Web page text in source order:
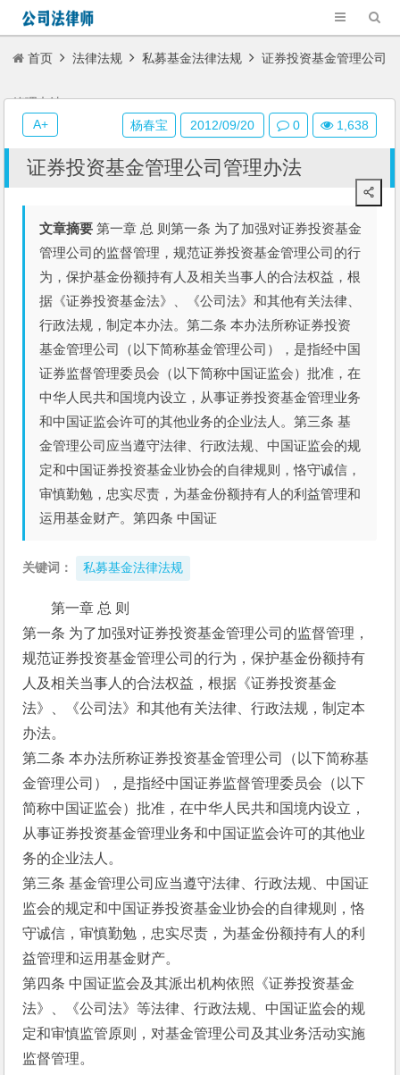
首页 法律法规 私募基金法律法规 证券投资基金管理公司
管理办法
证券投资基金管理公司管理办法
文章摘要 第一章 总 则第一条 为了加强对证券投资基金
管理公司的监督管理，规范证券投资基金管理公司的行
为，保护基金份额持有人及相关当事人的合法权益，根
据《证券投资基金法》、《公司法》和其他有关法律、
行政法规，制定本办法。第二条 本办法所称证券投资
基金管理公司（以下简称基金管理公司），是指经中国
证券监督管理委员会（以下简称中国证监会）批准，在
中华人民共和国境内设立，从事证券投资基金管理业务
和中国证监会许可的其他业务的企业法人。第三条 基
金管理公司应当遵守法律、行政法规、中国证监会的规
定和中国证券投资基金业协会的自律规则，恪守诚信，
审慎勤勉，忠实尽责，为基金份额持有人的利益管理和
运用基金财产。第四条 中国证
关键词： 私募基金法律法规
第一章 总 则
第一条 为了加强对证券投资基金管理公司的监督管理，
规范证券投资基金管理公司的行为，保护基金份额持有
人及相关当事人的合法权益，根据《证券投资基金
法》、《公司法》和其他有关法律、行政法规，制定本
办法。
第二条 本办法所称证券投资基金管理公司（以下简称基
金管理公司），是指经中国证券监督管理委员会（以下
简称中国证监会）批准，在中华人民共和国境内设立，
从事证券投资基金管理业务和中国证监会许可的其他业
务的企业法人。
第三条 基金管理公司应当遵守法律、行政法规、中国证
监会的规定和中国证券投资基金业协会的自律规则，恪
守诚信，审慎勤勉，忠实尽责，为基金份额持有人的利
益管理和运用基金财产。
第四条 中国证监会及其派出机构依照《证券投资基金
法》、《公司法》等法律、行政法规、中国证监会的规
定和审慎监管原则，对基金管理公司及其业务活动实施
监督管理。
杨春宝 2012/09/20 0 1,638
A+